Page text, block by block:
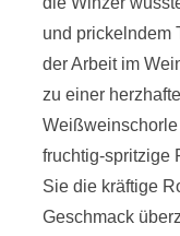
und prickelndem
der Arbeit im
zu einer
fruchtig-spritzige
Sie die kräftige
Geschmack